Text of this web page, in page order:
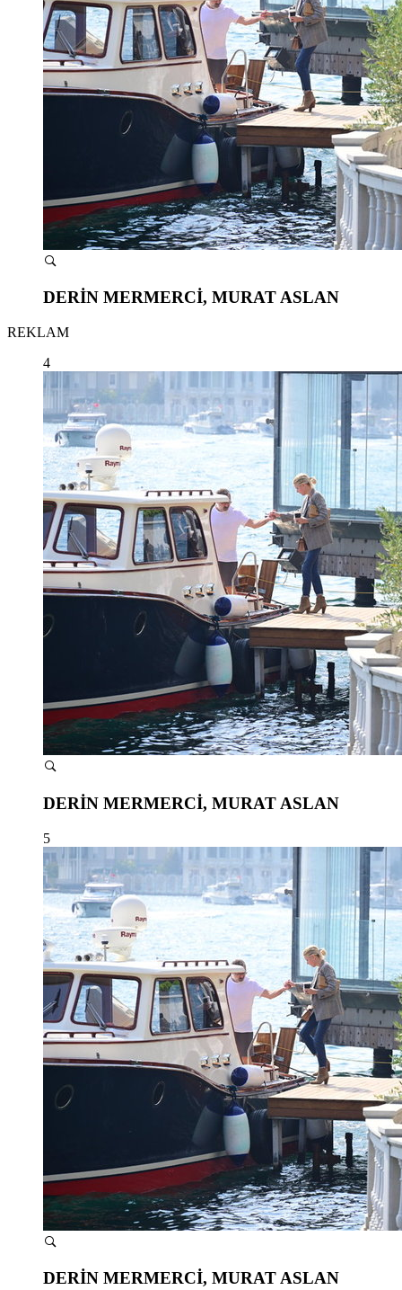
DERİN MERMERCİ, MURAT ASLAN
REKLAM
4
DERİN MERMERCİ, MURAT ASLAN
5
DERİN MERMERCİ, MURAT ASLAN